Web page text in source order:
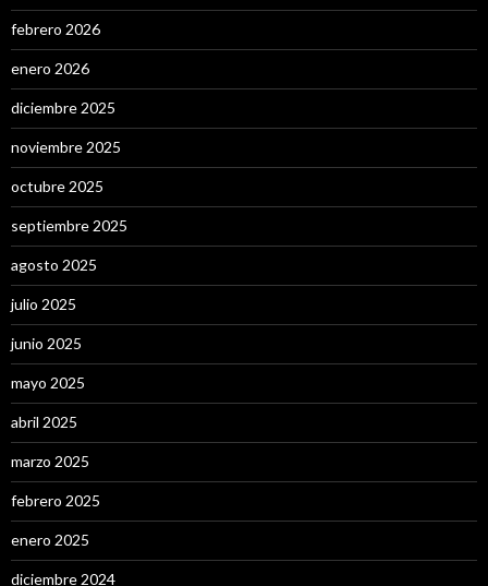
febrero 2026
enero 2026
diciembre 2025
noviembre 2025
octubre 2025
septiembre 2025
agosto 2025
julio 2025
junio 2025
mayo 2025
abril 2025
marzo 2025
febrero 2025
enero 2025
diciembre 2024